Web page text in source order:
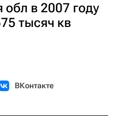
в 2007 году
тысяч кв
ВКонтакте